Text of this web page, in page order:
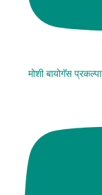
मोशी बायोगॅस